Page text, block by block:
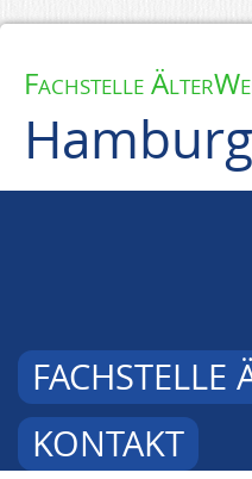
Fachstelle
FACHSTELLE
KONTAKT